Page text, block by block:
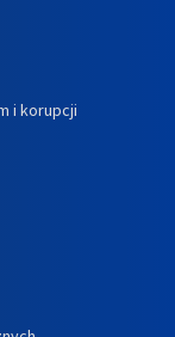
i korupcji